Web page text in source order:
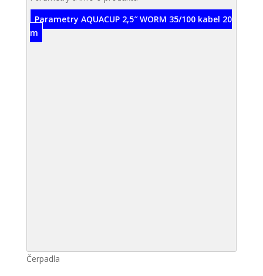
Parametry AQUACUP 2,5″ WORM 35/100 kabel 20
m
Čerpadla